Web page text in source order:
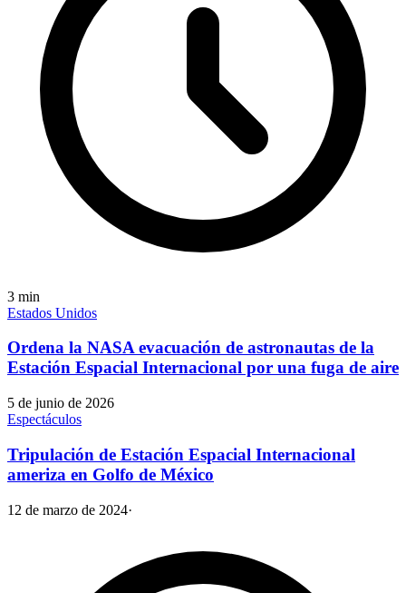
3 min
Estados Unidos
Ordena la NASA evacuación de astronautas de la
Estación Espacial Internacional por una fuga de aire
5 de junio de 2026
Espectáculos
Tripulación de Estación Espacial Internacional
ameriza en Golfo de México
12 de marzo de 2024·